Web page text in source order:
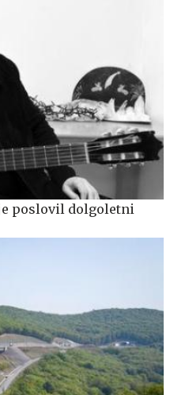
poslovil dolgoletni